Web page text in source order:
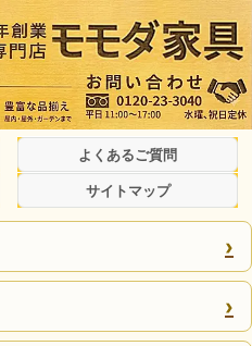
よくあるご質問
サイトマップ
›
›